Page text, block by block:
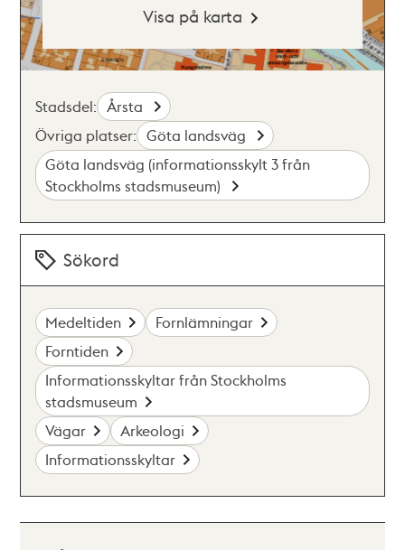
Visa på karta
Stadsdel: Årsta
Övriga platser: Göta landsväg
Göta landsväg (informationsskylt 3 från
Stockholms stadsmuseum)
Sökord
Medeltiden
Fornlämningar
Forntiden
Informationsskyltar från Stockholms
stadsmuseum
Vägar
Arkeologi
Informationsskyltar